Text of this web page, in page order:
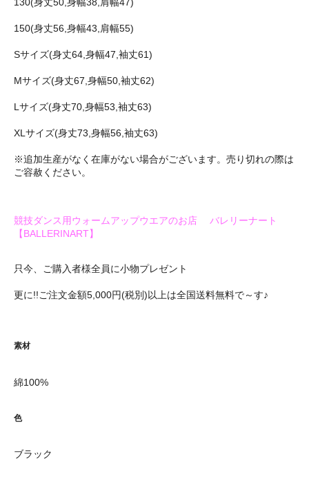
150(身丈56,身幅43,肩幅55)
Sサイズ(身丈64,身幅47,袖丈61)
Mサイズ(身丈67,身幅50,袖丈62)
Lサイズ(身丈70,身幅53,袖丈63)
XLサイズ(身丈73,身幅56,袖丈63)
※追加生産がなく在庫がない場合がございます。売り切れの際は
ご容赦ください。
競技ダンス用ウォームアップウエアのお店 バレリーナート
【BALLERINART】
只今、ご購入者様全員に小物プレゼント
更に!!ご注文金額5,000円(税別)以上は全国送料無料で～す♪
素材
綿100%
色
ブラック